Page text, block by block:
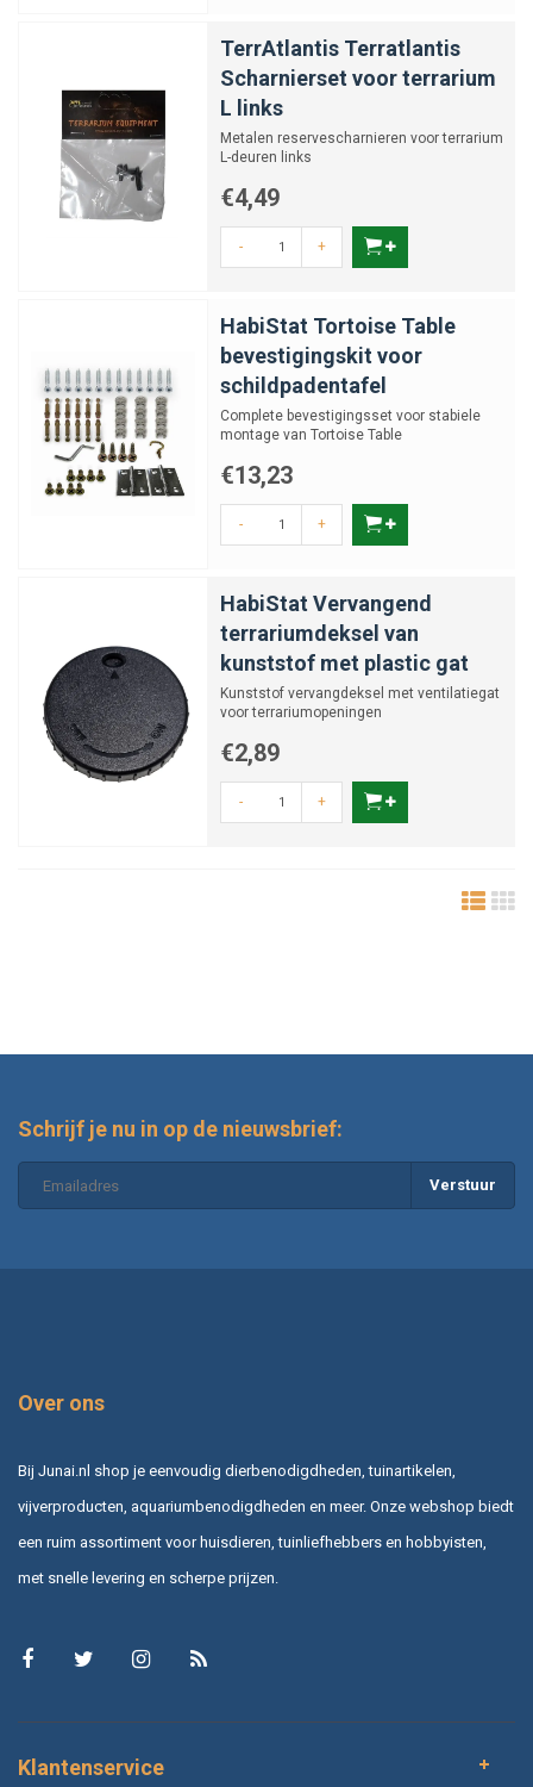
TerrAtlantis Terratlantis
Scharnierset voor terrarium
L links
Metalen reservescharnieren voor terrarium
L-deuren links
€4,49
- +
HabiStat Tortoise Table
bevestigingskit voor
schildpadentafel
Complete bevestigingsset voor stabiele
montage van Tortoise Table
€13,23
- +
HabiStat Vervangend
terrariumdeksel van
kunststof met plastic gat
Kunststof vervangdeksel met ventilatiegat
voor terrariumopeningen
€2,89
- +
Schrijf je nu in op de nieuwsbrief:
Verstuur
Over ons
Bij Junai.nl shop je eenvoudig dierbenodigdheden, tuinartikelen,
vijverproducten, aquariumbenodigdheden en meer. Onze webshop biedt
een ruim assortiment voor huisdieren, tuinliefhebbers en hobbyisten,
met snelle levering en scherpe prijzen.
Klantenservice